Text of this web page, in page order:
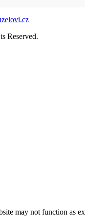
Reserved.
may not function as